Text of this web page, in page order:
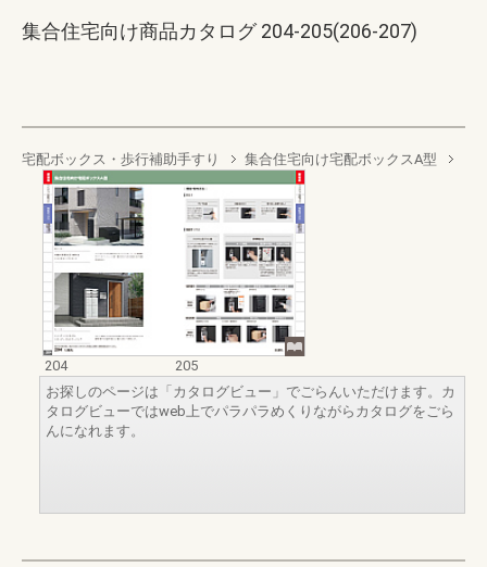
集合住宅向け商品カタログ 204-205(206-207)
宅配ボックス・歩行補助手すり 集合住宅向け宅配ボックスA型
204
205
お探しのページは「カタログビュー」でごらんいただけます。カ
タログビューではweb上でパラパラめくりながらカタログをごら
んになれます。